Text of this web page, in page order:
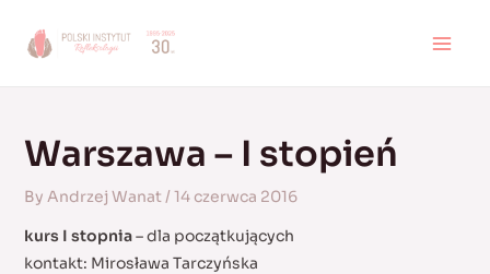
Warszawa – I stopień
By Andrzej Wanat/14 czerwca 2016
kurs I stopnia– dla początkujących
kontakt: Mirosława Tarczyńska